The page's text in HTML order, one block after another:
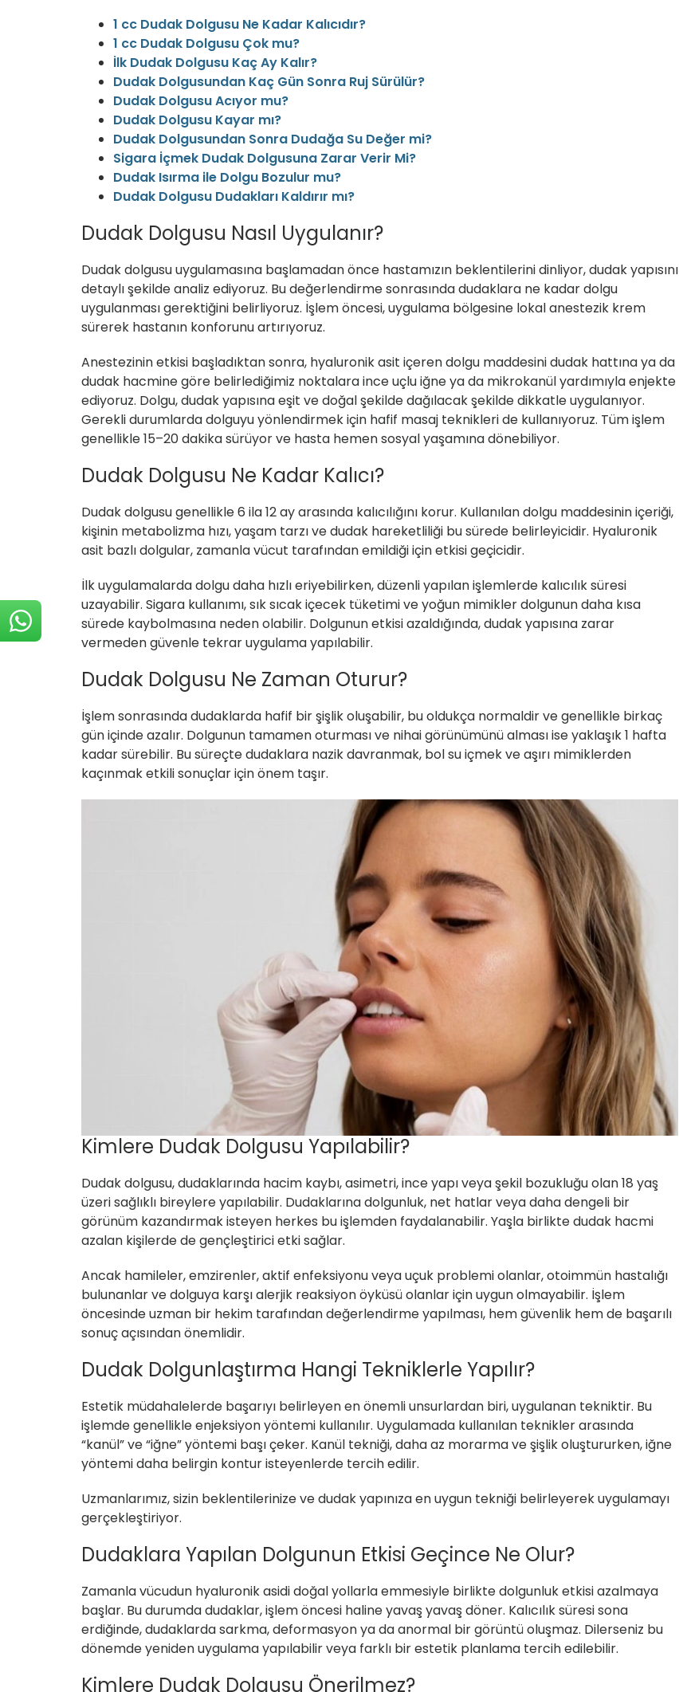
1 cc Dudak Dolgusu Ne Kadar Kalıcıdır?
1 cc Dudak Dolgusu Çok mu?
İlk Dudak Dolgusu Kaç Ay Kalır?
Dudak Dolgusundan Kaç Gün Sonra Ruj Sürülür?
Dudak Dolgusu Acıyor mu?
Dudak Dolgusu Kayar mı?
Dudak Dolgusundan Sonra Dudağa Su Değer mi?
Sigara İçmek Dudak Dolgusuna Zarar Verir Mi?
Dudak Isırma ile Dolgu Bozulur mu?
Dudak Dolgusu Dudakları Kaldırır mı?
Dudak Dolgusu Nasıl Uygulanır?
Dudak dolgusu uygulamasına başlamadan önce hastamızın beklentilerini dinliyor, dudak yapısını
detaylı şekilde analiz ediyoruz. Bu değerlendirme sonrasında dudaklara ne kadar dolgu
uygulanması gerektiğini belirliyoruz. İşlem öncesi, uygulama bölgesine lokal anestezik krem
sürerek hastanın konforunu artırıyoruz.
Anestezinin etkisi başladıktan sonra, hyaluronik asit içeren dolgu maddesini dudak hattına ya da
dudak hacmine göre belirlediğimiz noktalara ince uçlu iğne ya da mikrokanül yardımıyla enjekte
ediyoruz. Dolgu, dudak yapısına eşit ve doğal şekilde dağılacak şekilde dikkatle uygulanıyor.
Gerekli durumlarda dolguyu yönlendirmek için hafif masaj teknikleri de kullanıyoruz. Tüm işlem
genellikle 15–20 dakika sürüyor ve hasta hemen sosyal yaşamına dönebiliyor.
Dudak Dolgusu Ne Kadar Kalıcı?
Dudak dolgusu genellikle6 ila 12 ayarasında kalıcılığını korur. Kullanılan dolgu maddesinin içeriği,
kişinin metabolizma hızı, yaşam tarzı ve dudak hareketliliği bu sürede belirleyicidir. Hyaluronik
asit bazlı dolgular, zamanla vücut tarafından emildiği için etkisi geçicidir.
İlk uygulamalarda dolgu daha hızlı eriyebilirken, düzenli yapılan işlemlerde kalıcılık süresi
uzayabilir. Sigara kullanımı, sık sıcak içecek tüketimi ve yoğun mimikler dolgunun daha kısa
sürede kaybolmasına neden olabilir. Dolgunun etkisi azaldığında, dudak yapısına zarar
vermeden güvenle tekrar uygulama yapılabilir.
Dudak Dolgusu Ne Zaman Oturur?
İşlem sonrasında dudaklarda hafif bir şişlik oluşabilir, bu oldukça normaldir ve genellikle birkaç
gün içinde azalır. Dolgunun tamamen oturması ve nihai görünümünü alması ise yaklaşık 1 hafta
kadar sürebilir. Bu süreçte dudaklara nazik davranmak, bol su içmek ve aşırı mimiklerden
kaçınmak etkili sonuçlar için önem taşır.
Kimlere Dudak Dolgusu Yapılabilir?
Dudak dolgusu, dudaklarında hacim kaybı, asimetri, ince yapı veya şekil bozukluğu olan18 yaş
üzeri sağlıklı bireylereyapılabilir. Dudaklarına dolgunluk, net hatlar veya daha dengeli bir
görünüm kazandırmak isteyen herkes bu işlemden faydalanabilir. Yaşla birlikte dudak hacmi
azalan kişilerde de gençleştirici etki sağlar.
Ancak hamileler, emzirenler, aktif enfeksiyonu veya uçuk problemi olanlar, otoimmün hastalığı
bulunanlar ve dolguya karşı alerjik reaksiyon öyküsü olanlar için uygun olmayabilir. İşlem
öncesinde uzman bir hekim tarafından değerlendirme yapılması, hem güvenlik hem de başarılı
sonuç açısından önemlidir.
Dudak Dolgunlaştırma Hangi Tekniklerle Yapılır?
Estetik müdahalelerde başarıyı belirleyen en önemli unsurlardan biri, uygulanan tekniktir. Bu
işlemde genellikle enjeksiyon yöntemi kullanılır. Uygulamada kullanılan teknikler arasında
“kanül” ve “iğne” yöntemi başı çeker. Kanül tekniği, daha az morarma ve şişlik oluştururken, iğne
yöntemi daha belirgin kontur isteyenlerde tercih edilir.
Uzmanlarımız, sizin beklentilerinize ve dudak yapınıza en uygun tekniği belirleyerek uygulamayı
gerçekleştiriyor.
Dudaklara Yapılan Dolgunun Etkisi Geçince Ne Olur?
Zamanla vücudun hyaluronik asidi doğal yollarla emmesiyle birlikte dolgunluk etkisi azalmaya
başlar. Bu durumda dudaklar, işlem öncesi haline yavaş yavaş döner. Kalıcılık süresi sona
erdiğinde, dudaklarda sarkma, deformasyon ya da anormal bir görüntü oluşmaz. Dilerseniz bu
dönemde yeniden uygulama yapılabilir veya farklı bir estetik planlama tercih edilebilir.
Kimlere Dudak Dolgusu Önerilmez?